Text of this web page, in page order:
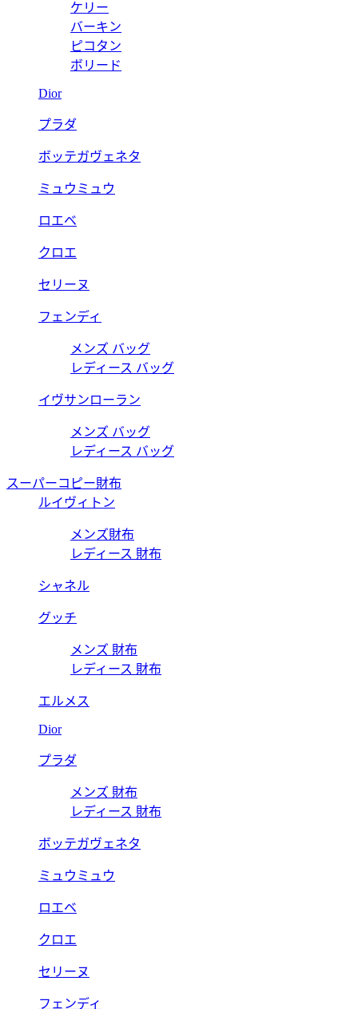
ケリー
バーキン
ピコタン
ボリード
Dior
プラダ
ボッテガヴェネタ
ミュウミュウ
ロエベ
クロエ
セリーヌ
フェンディ
メンズ バッグ
レディース バッグ
イヴサンローラン
メンズ バッグ
レディース バッグ
スーパーコピー財布
ルイヴィトン
メンズ財布
レディース 財布
シャネル
グッチ
メンズ 財布
レディース 財布
エルメス
Dior
プラダ
メンズ 財布
レディース 財布
ボッテガヴェネタ
ミュウミュウ
ロエベ
クロエ
セリーヌ
フェンディ